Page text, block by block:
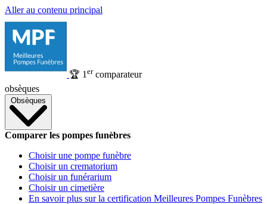
Aller au contenu principal
🏆 1 ercomparateur
obsèques
Obsèques
Comparer les pompes funèbres
Choisir une pompe funèbre
Choisir un crematorium
Choisir un funérarium
Choisir un cimetière
En savoir plus sur la certification Meilleures Pompes Funèbres